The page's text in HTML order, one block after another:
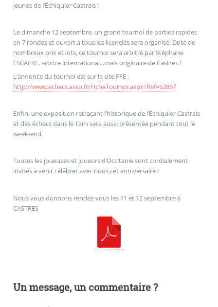
jeunes de l’Échiquier Castrais !
Le dimanche 12 septembre, un grand tournoi de parties rapides
en 7 rondes et ouvert à tous les licenciés sera organisé. Doté de
nombreux prix et lots, ce tournoi sera arbitré par Stéphane
ESCAFRE, arbitre international...mais originaire de Castres !
L‘annonce du tournoi est sur le site FFE :
http://www.echecs.asso.fr/FicheTournoi.aspx?Ref=52857
Enfin, une exposition retraçant l’historique de l’Échiquier Castrais
et des échecs dans le Tarn sera aussi présentée pendant tout le
week-end.
Toutes les joueuses et joueurs d’Occitanie sont cordialement
invités à venir célébrer avec nous cet anniversaire !
Nous vous donnons rendez-vous les 11 et 12 septembre à
CASTRES
Un message, un commentaire ?